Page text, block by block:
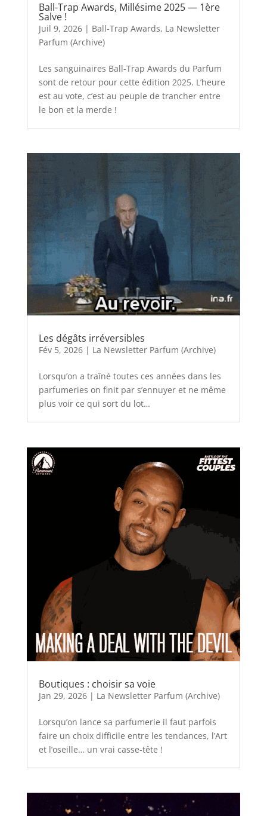
Ball-Trap Awards, Millésime 2025 — 1ère
Salve !
Juil 9, 2026| Ball-Trap Awards, La Newsletter
Parfum (Archive)
Les sanguinaires Ball-Trap Awards du Parfum
sont de retour pour cette édition 2025. L’heure
est au vote, c’est au peuple de trancher entre
le bon et la merde !
Les dégâts irréversibles
Fév 5, 2026| La Newsletter Parfum (Archive)
Lorsqu’on a traîné toutes ces années dans les
parfumeries on finit par s’ennuyer et ne même
plus voir ce qui sort du lot…
Boutiques : choisir sa voie
Jan 29, 2026| La Newsletter Parfum (Archive)
Lorsqu’on lance sa parfumerie il faut parfois
faire un choix difficile entre les tendances, l’Art
et l’oseille… un vrai casse-tête !